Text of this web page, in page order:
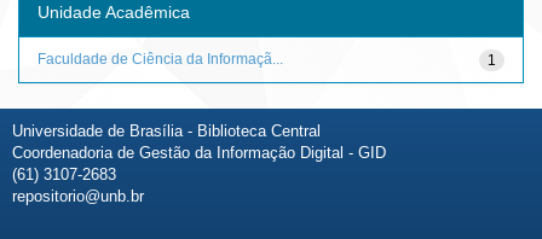
Unidade Acadêmica
1
Faculdade de Ciência da Informaçã...
Universidade de Brasília - Biblioteca Central
Coordenadoria de Gestão da Informação Digital - GID
(61) 3107-2683
repositorio@unb.br